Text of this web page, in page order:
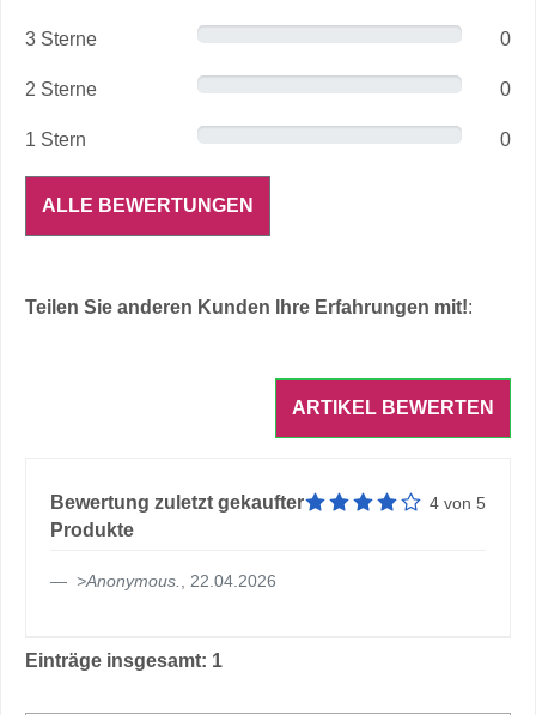
3 Sterne 0
2 Sterne 0
1 Stern 0
ALLE BEWERTUNGEN
Teilen Sie anderen Kunden Ihre Erfahrungen mit!:
Artikelbewertung: 4 von 5
4 von 5
Bewertung zuletzt gekaufter
Produkte
>Anonymous , 22.04.2026
Einträge insgesamt: 1